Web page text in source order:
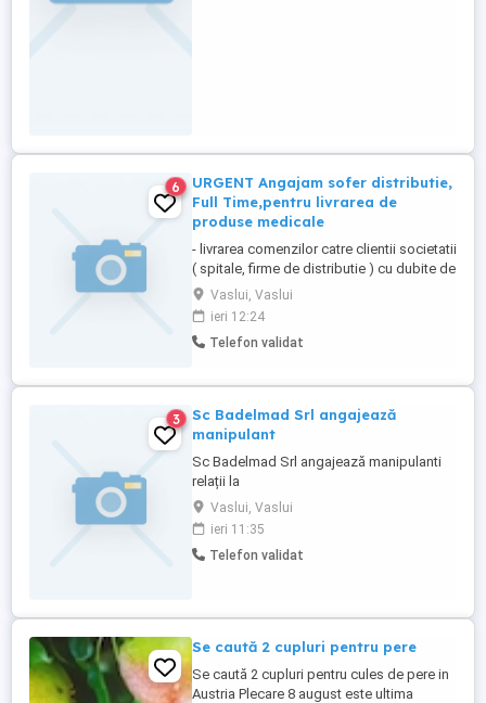
6
URGENT Angajam sofer distributie,
Full Time,pentru livrarea de
produse medicale
- livrarea comenzilor catre clientii societatii
( spitale, firme de distributie ) cu dubite de
17mc - pregatirea comenzilor pentru
livrare la depozitul societatii Cerinte -
permis de conducere categoria B de
minim 1 ani - capacitate de a lucra in
cazier, disponibilitate ...
Vaslui, Vaslui
ieri 12:24
Telefon validat
3
Sc Badelmad Srl angajează
manipulant
Sc Badelmad Srl angajează manipulanti
relații la
Vaslui, Vaslui
ieri 11:35
Telefon validat
Se caută 2 cupluri pentru pere
Se caută 2 cupluri pentru cules de pere in
Austria Plecare 8 august este ultima